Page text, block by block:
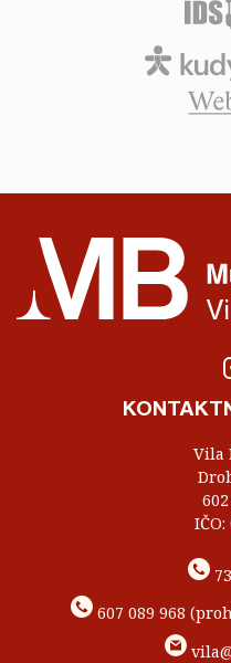
Vila
IČO:
607 089 968